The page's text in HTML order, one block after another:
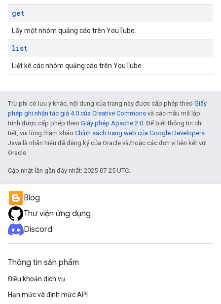
get
Lấy một nhóm quảng cáo trên YouTube.
list
Liệt kê các nhóm quảng cáo trên YouTube.
Trừ phi có lưu ý khác, nội dung của trang này được cấp phép theo Giấy
phép ghi nhận tác giả 4.0 của Creative Commons và các mẫu mã lập
trình được cấp phép theo Giấy phép Apache 2.0. Để biết thông tin chi
tiết, vui lòng tham khảo Chính sách trang web của Google Developers.
Java là nhãn hiệu đã đăng ký của Oracle và/hoặc các đơn vị liên kết với
Oracle.
Cập nhật lần gần đây nhất: 2025-07-25 UTC.
Blog
Thư viện ứng dụng
Discord
Thông tin sản phẩm
Điều khoản dịch vụ
Hạn mức và định mức API